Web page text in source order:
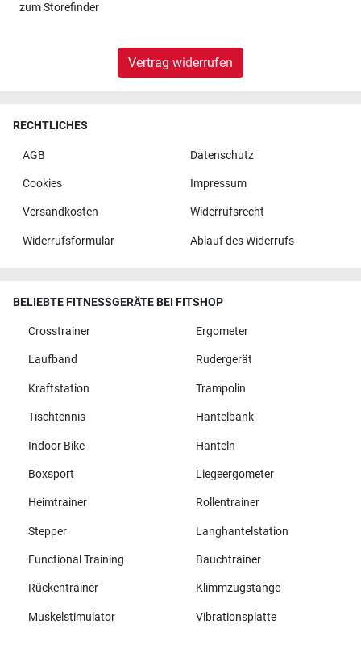
zumStorefinder
Vertrag widerrufen
RECHTLICHES
AGB Datenschutz
Cookies Impressum
Versandkosten Widerrufsrecht
Widerrufsformular Ablauf des Widerrufs
BELIEBTE FITNESSGERÄTE BEI FITSHOP
Crosstrainer Ergometer
Laufband Rudergerät
Kraftstation Trampolin
Tischtennis Hantelbank
Indoor Bike Hanteln
Boxsport Liegeergometer
Heimtrainer Rollentrainer
Stepper Langhantelstation
Functional Training Bauchtrainer
Rückentrainer Klimmzugstange
Muskelstimulator Vibrationsplatte